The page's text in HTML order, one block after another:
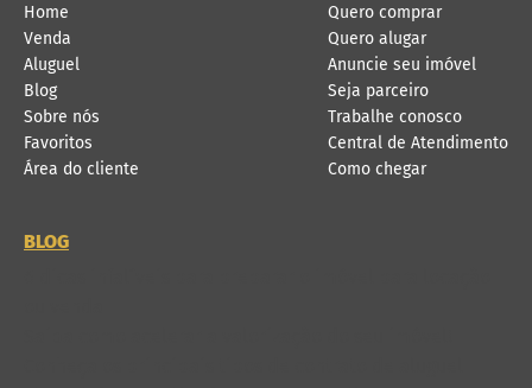
Home
Venda
Aluguel
Blog
Sobre nós
Favoritos
Área do cliente
Quero comprar
Quero alugar
Anuncie seu imóvel
Seja parceiro
Trabalhe conosco
Central de Atendimento
Como chegar
BLOG